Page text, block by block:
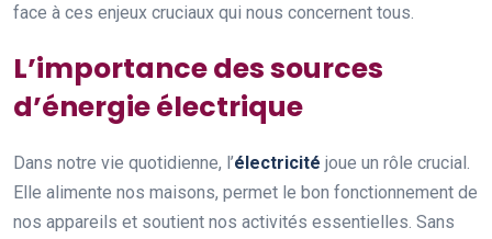
face à ces enjeux cruciaux qui nous concernent tous.
L’importance des sources
d’énergie électrique
Dans notre vie quotidienne, l’électricité joue un rôle crucial.
Elle alimente nos maisons, permet le bon fonctionnement de
nos appareils et soutient nos activités essentielles. Sans